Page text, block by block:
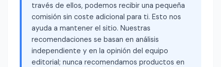
través de ellos, podemos recibir una pequeña
comisión sin coste adicional para ti. Esto nos
ayuda a mantener el sitio. Nuestras
recomendaciones se basan en análisis
independiente y en la opinión del equipo
editorial; nunca recomendamos productos en